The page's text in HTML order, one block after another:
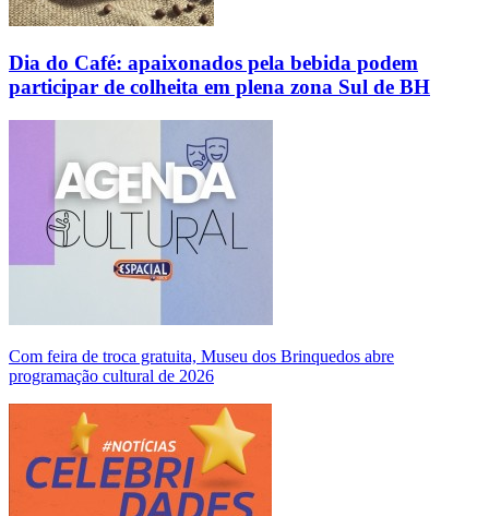
Dia do Café: apaixonados pela bebida podem
participar de colheita em plena zona Sul de BH
Com feira de troca gratuita, Museu dos Brinquedos abre
programação cultural de 2026